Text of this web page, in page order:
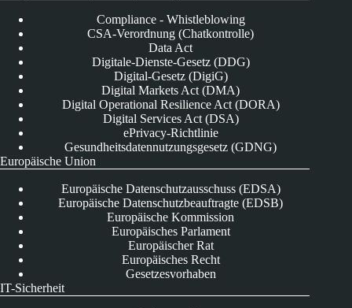
Compliance - Whistleblowing
CSA-Verordnung (Chatkontrolle)
Data Act
Digitale-Dienste-Gesetz (DDG)
Digital-Gesetz (DigiG)
Digital Markets Act (DMA)
Digital Operational Resilience Act (DORA)
Digital Services Act (DSA)
ePrivacy-Richtlinie
Gesundheitsdatennutzungsgesetz (GDNG)
Europäische Union
Europäische Datenschutzausschuss (EDSA)
Europäische Datenschutzbeauftragte (EDSB)
Europäische Kommission
Europäisches Parlament
Europäischer Rat
Europäisches Recht
Gesetzesvorhaben
IT-Sicherheit